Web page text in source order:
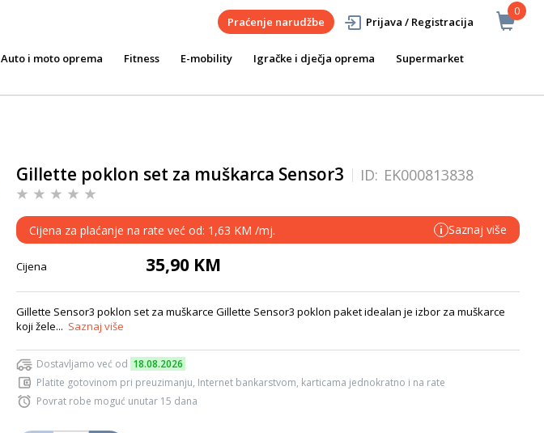
0
Praćenje narudžbe Prijava / Registracija
Auto i moto oprema Fitness E-mobility Igračke i dječja oprema
Supermarket
Gillette poklon set za muškarca Sensor3 ID: EK000813838
Cijena za plaćanje na rate već od: 1,63 KM /mj. i Saznaj više
Cijena 35,90 KM
Gillette Sensor3 poklon set za muškarce Gillette Sensor3 poklon paket idealan je izbor za muškarce
koji žele... Saznaj više
Dostavljamo već od 18.08.2026
Platite gotovinom pri preuzimanju, Internet bankarstvom, karticama jednokratno i na rate
Povrat robe moguć unutar 15 dana